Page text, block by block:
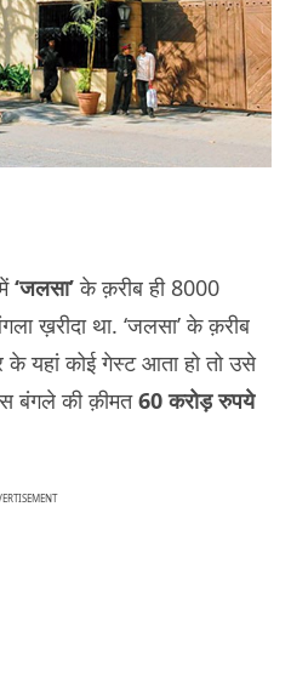
‘जलसा’के क़रीब ही 8000
ख़रीदा था. ‘जलसा’ के क़रीब
यहां कोई गेस्ट आता हो तो उसे
बंगले की क़ीमत60 करोड़ रुपये